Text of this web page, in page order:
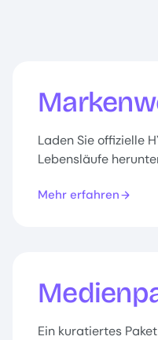
Laden Sie offizielle
Lebensläufe
Mehr erfahren
Ein kuratiertes